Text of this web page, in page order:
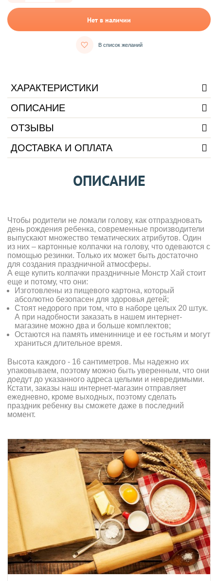
Нет в наличии
В список желаний
ХАРАКТЕРИСТИКИ
ОПИСАНИЕ
ОТЗЫВЫ
ДОСТАВКА И ОПЛАТА
ОПИСАНИЕ
Чтобы родители не ломали голову, как отпраздновать
день рождения ребенка, современные производители
выпускают множество тематических атрибутов. Один
из них – картонные колпачки на голову, что одеваются с
помощью резинки. Только их может быть достаточно
для создания праздничной атмосферы.
А еще купить колпачки праздничные Монстр Хай стоит
еще и потому, что они:
Изготовлены из пищевого картона, который
абсолютно безопасен для здоровья детей;
Стоят недорого при том, что в наборе целых 20 штук.
А при надобности заказать в нашем интернет-
магазине можно два и больше комплектов;
Остаются на память имениннице и ее гостьям и могут
храниться длительное время.
Высота каждого - 16 сантиметров. Мы надежно их
упаковываем, поэтому можно быть уверенным, что они
доедут до указанного адреса целыми и невредимыми.
Кстати, заказы наш интернет-магазин отправляет
ежедневно, кроме выходных, поэтому сделать
праздник ребенку вы сможете даже в последний
момент.